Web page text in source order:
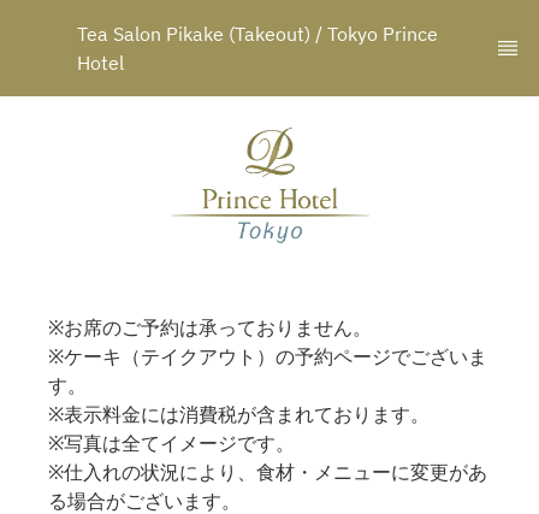
Tea Salon Pikake (Takeout) / Tokyo Prince
Hotel
※お席のご予約は承っておりません。
※ケーキ（テイクアウト）の予約ページでございま
す。
※表示料金には消費税が含まれております。
※写真は全てイメージです。
※仕入れの状況により、食材・メニューに変更があ
る場合がございます。